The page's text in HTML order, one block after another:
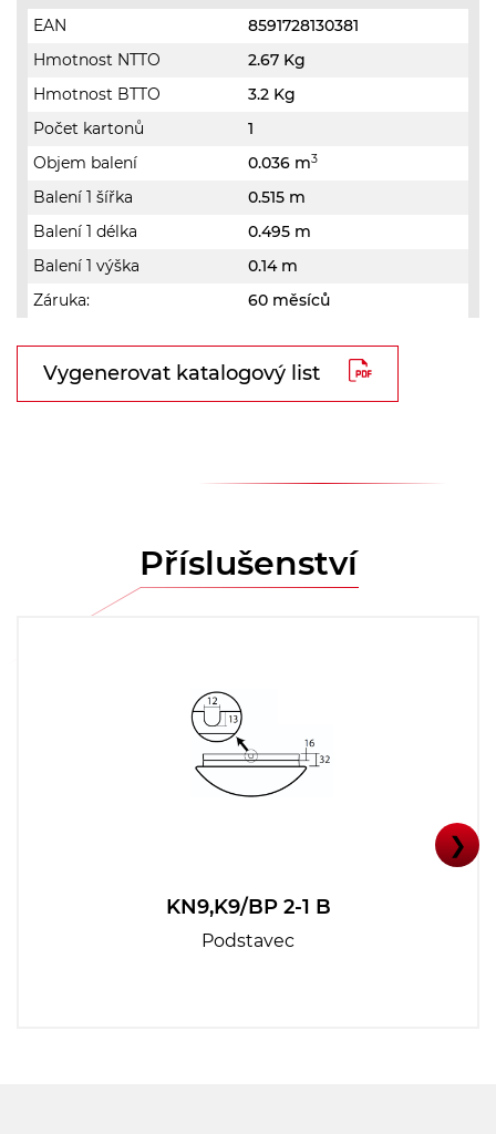
EAN
8591728130381
Hmotnost NTTO
2.67 Kg
Hmotnost BTTO
3.2 Kg
Počet kartonů
1
Objem balení
0.036 m3
Balení 1 šířka
0.515 m
Balení 1 délka
0.495 m
Balení 1 výška
0.14 m
Záruka:
60 měsíců
Vygenerovat katalogový list
Příslušenství
KN9,K9/BP 2-1 B
Podstavec
❯